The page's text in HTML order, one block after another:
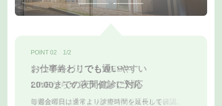
POINT 02 1/2
お仕事終わりでも通いやすい
20:00までの夜間健診に対応
毎週金曜日は通常より診療時間を延長して、
POINT 02 2/2
いつでもどこでもWEBや
LINEからオンラインで予約
ご都合の良いタイミングでスケジュールを確認。